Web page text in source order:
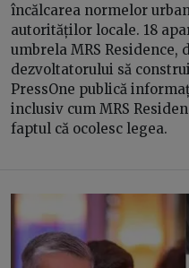
încălcarea normelor
autorităților locale. 18
umbrela MRS Residence,
dezvoltatorului să
PressOne publică
inclusiv cum MRS
faptul că ocolesc legea.